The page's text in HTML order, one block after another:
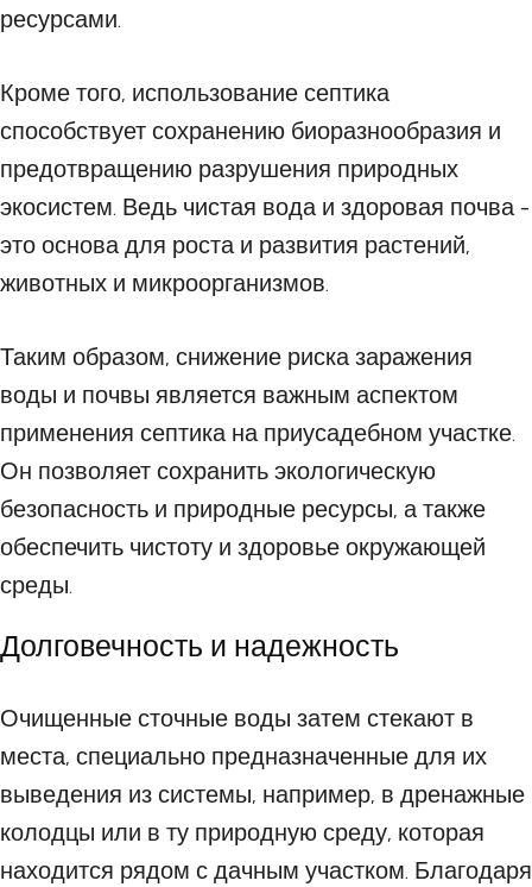
ресурсами.
Кроме того, использование септика
способствует сохранению биоразнообразия и
предотвращению разрушения природных
экосистем. Ведь чистая вода и здоровая почва -
это основа для роста и развития растений,
животных и микроорганизмов.
Таким образом, снижение риска заражения
воды и почвы является важным аспектом
применения септика на приусадебном участке.
Он позволяет сохранить экологическую
безопасность и природные ресурсы, а также
обеспечить чистоту и здоровье окружающей
среды.
Долговечность и надежность
Очищенные сточные воды затем стекают в
места, специально предназначенные для их
выведения из системы, например, в дренажные
колодцы или в ту природную среду, которая
находится рядом с дачным участком. Благодаря